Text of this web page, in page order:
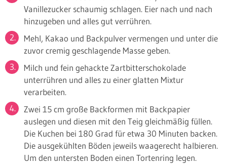
Vanillezucker schaumig schlagen. Eier nach und nach
hinzugeben und alles gut verrühren.
Mehl, Kakao und Backpulver vermengen und unter die
zuvor cremig geschlagende Masse geben.
Milch und fein gehackte Zartbitterschokolade
unterrühren und alles zu einer glatten Mixtur
verarbeiten.
Zwei 15 cm große Backformen mit Backpapier
auslegen und diesen mit den Teig gleichmäßig füllen.
Die Kuchen bei 180 Grad für etwa 30 Minuten backen.
Die ausgekühlten Böden jeweils waagerecht halbieren.
Um den untersten Boden einen Tortenring legen.